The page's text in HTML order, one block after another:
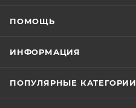
ПОМОЩЬ
ИНФОРМАЦИЯ
ПОПУЛЯРНЫЕ КАТЕГОРИИ